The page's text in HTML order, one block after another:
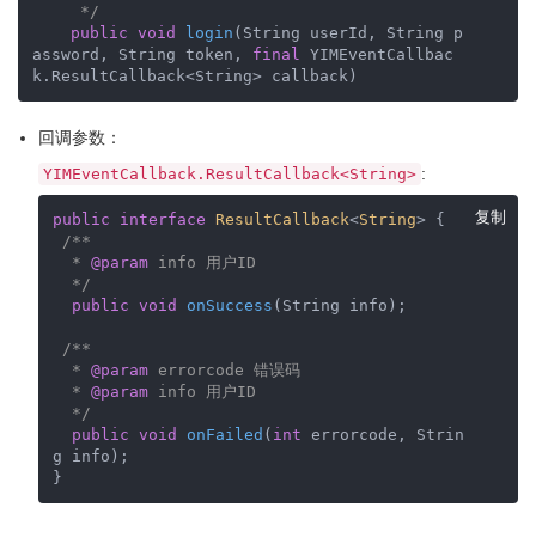
     */
public void login (String userId, String p
assword, String token, final YIMEventCallbac
k.ResultCallback<String> callback)
回调参数：
YIMEventCallback.ResultCallback<String> :
复制
public interface ResultCallback<String> {
/**
  *
@param info 用户ID
  */
public void onSuccess (String info) ;
/**
  *
@param errorcode 错误码
  *
@param info 用户ID
  */
public void onFailed ( int errorcode, Strin
g info) ;
}